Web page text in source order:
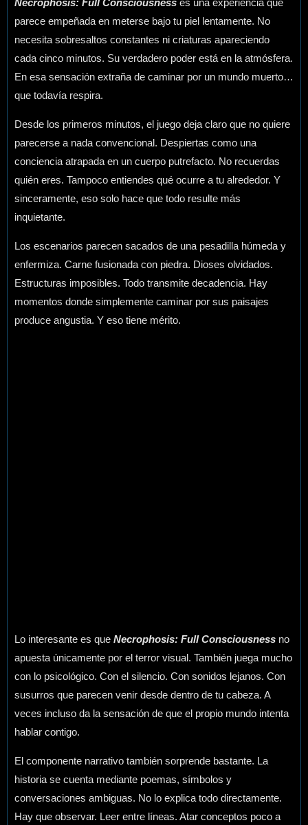
Necrophosis: Full Consciousness es una experiencia que
parece empeñada en meterse bajo tu piel lentamente. No
necesita sobresaltos constantes ni criaturas apareciendo
cada cinco minutos. Su verdadero poder está en la atmósfera.
En esa sensación extraña de caminar por un mundo muerto…
que todavía respira.
Desde los primeros minutos, el juego deja claro que no quiere
parecerse a nada convencional. Despiertas como una
conciencia atrapada en un cuerpo putrefacto. No recuerdas
quién eres. Tampoco entiendes qué ocurre a tu alrededor. Y
sinceramente, eso solo hace que todo resulte más
inquietante.
Los escenarios parecen sacados de una pesadilla húmeda y
enfermiza. Carne fusionada con piedra. Dioses olvidados.
Estructuras imposibles. Todo transmite decadencia. Hay
momentos donde simplemente caminar por sus paisajes
produce angustia. Y eso tiene mérito.
Lo interesante es que Necrophosis: Full Consciousness no
apuesta únicamente por el terror visual. También juega mucho
con lo psicológico. Con el silencio. Con sonidos lejanos. Con
susurros que parecen venir desde dentro de tu cabeza. A
veces incluso da la sensación de que el propio mundo intenta
hablar contigo.
El componente narrativo también sorprende bastante. La
historia se cuenta mediante poemas, símbolos y
conversaciones ambiguas. No lo explica todo directamente.
Hay que observar. Leer entre líneas. Atar conceptos poco a